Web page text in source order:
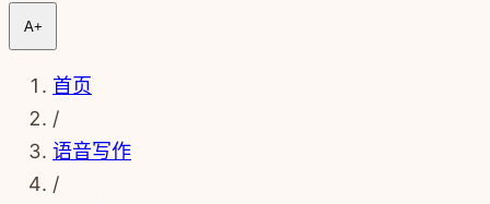
A+
首页
/
语音写作
/